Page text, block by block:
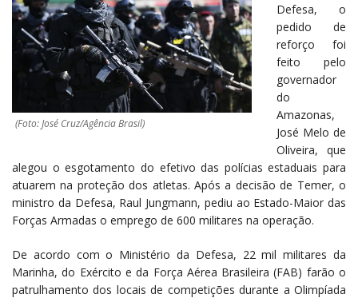
(Foto: José Cruz/Agência Brasil)
Defesa, o
pedido de
reforço foi
feito pelo
governador
do
Amazonas,
José Melo de
Oliveira, que
alegou o esgotamento do efetivo das polícias estaduais para
atuarem na proteção dos atletas. Após a decisão de Temer, o
ministro da Defesa, Raul Jungmann, pediu ao Estado-Maior das
Forças Armadas o emprego de 600 militares na operação.
De acordo com o Ministério da Defesa, 22 mil militares da
Marinha, do Exército e da Força Aérea Brasileira (FAB) farão o
patrulhamento dos locais de competições durante a Olimpíada